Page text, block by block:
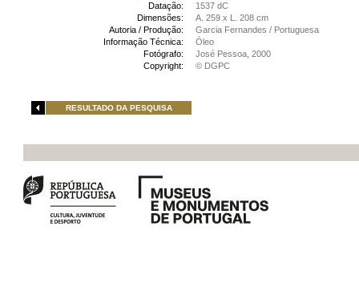
Datação:
1537 dC
Dimensões:
A. 259 x L. 208 cm
Autoria / Produção:
Garcia Fernandes / Portuguesa
Informação Técnica:
Óleo
Fotógrafo:
José Pessoa, 2000
Copyright:
© DGPC
RESULTADO DA PESQUISA